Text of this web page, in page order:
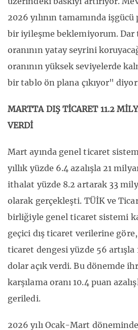
2026 yılının tamamında
bir iyileşme beklemiyorum. Dar
oranının yatay seyrini
oranının yüksek seviyelerde
bir tablo ön plana çıkıyor"
MARTTA DIŞ TİCARET 11.2
VERDİ
Mart ayında genel ticaret
yıllık yüzde 6.4 azalışla 21
ithalat yüzde 8.2 artarak 33
olarak gerçekleşti. TÜİK ve
birliğiyle genel ticaret sistemi
geçici dış ticaret verilerine göre,
ticaret dengesi yüzde 56 artışla
dolar açık verdi. Bu dönemde
karşılama oranı 10.4 puan
geriledi.
2026 yılı Ocak-Mart